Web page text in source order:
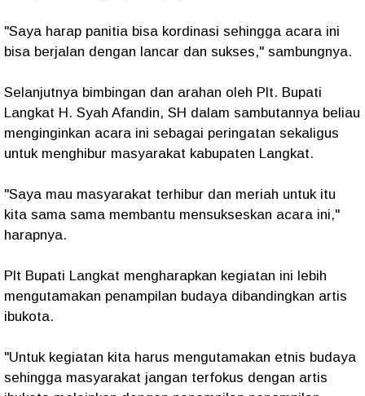
"Saya harap panitia bisa kordinasi sehingga acara ini
bisa berjalan dengan lancar dan sukses," sambungnya.
Selanjutnya bimbingan dan arahan oleh Plt. Bupati
Langkat H. Syah Afandin, SH dalam sambutannya beliau
menginginkan acara ini sebagai peringatan sekaligus
untuk menghibur masyarakat kabupaten Langkat.
"Saya mau masyarakat terhibur dan meriah untuk itu
kita sama sama membantu mensukseskan acara ini,"
harapnya.
Plt Bupati Langkat mengharapkan kegiatan ini lebih
mengutamakan penampilan budaya dibandingkan artis
ibukota.
"Untuk kegiatan kita harus mengutamakan etnis budaya
sehingga masyarakat jangan terfokus dengan artis